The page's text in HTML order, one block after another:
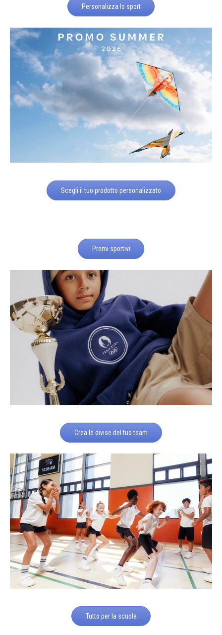
Personalizza lo sport
Scegli il tuo prodotto personalizzato
Premi sportivi
Crea le divise del tuo team
Tutto per la scuola